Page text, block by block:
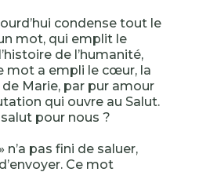
condense tout le
mot, qui emplit le
de l’humanité,
mot a empli le cœur, la
de Marie, par pur amour
qui ouvre au Salut.
pour nous ?
n’a pas fini de saluer,
Ce mot